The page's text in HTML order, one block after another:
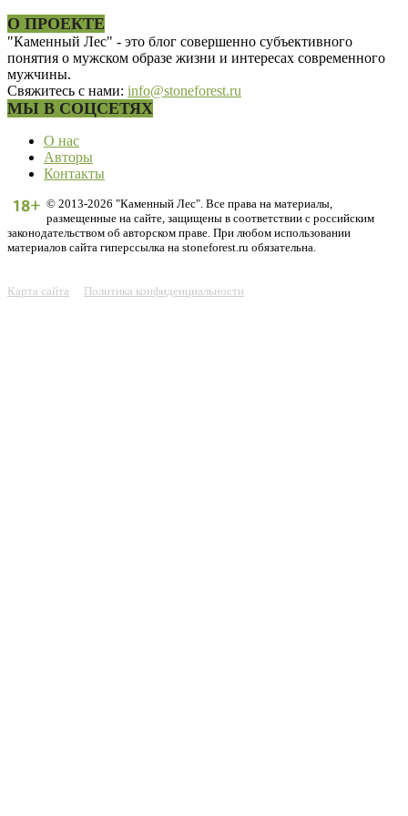
О ПРОЕКТЕ
"Каменный Лес" - это блог совершенно субъективного
понятия о мужском образе жизни и интересах современного
мужчины.
Свяжитесь с нами: info@stoneforest.ru
МЫ В СОЦСЕТЯХ
О нас
Авторы
Контакты
© 2013-2026 "Каменный Лес". Все права на материалы,
размещенные на сайте, защищены в соответствии с российским
законодательством об авторском праве. При любом использовании
материалов сайта гиперссылка на stoneforest.ru обязательна.
Карта сайта Политика конфиденциальности